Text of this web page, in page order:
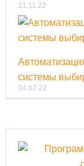
21.11.22
системы
04.07.22